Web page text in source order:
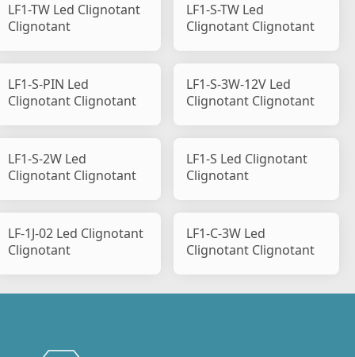
LF1-TW Led Clignotant
Clignotant
LF1-S-TW Led
Clignotant Clignotant
LF1-S-PIN Led
Clignotant Clignotant
LF1-S-3W-12V Led
Clignotant Clignotant
LF1-S-2W Led
Clignotant Clignotant
LF1-S Led Clignotant
Clignotant
LF-1J-02 Led Clignotant
Clignotant
LF1-C-3W Led
Clignotant Clignotant